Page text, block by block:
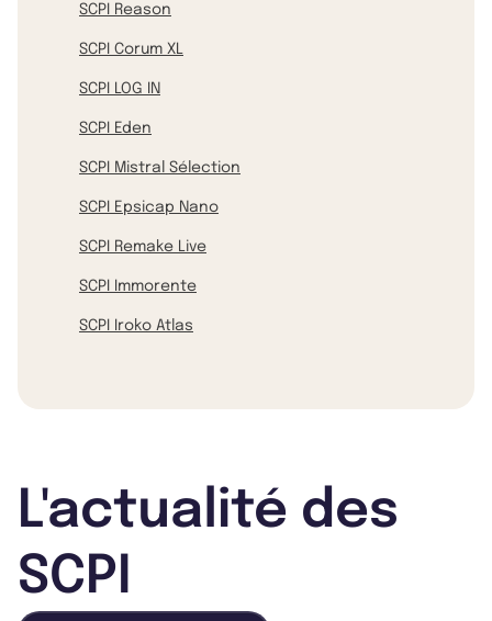
SCPI Reason
SCPI Corum XL
SCPI LOG IN
SCPI Eden
SCPI Mistral Sélection
SCPI Epsicap Nano
SCPI Remake Live
SCPI Immorente
SCPI Iroko Atlas
L'actualité des
SCPI